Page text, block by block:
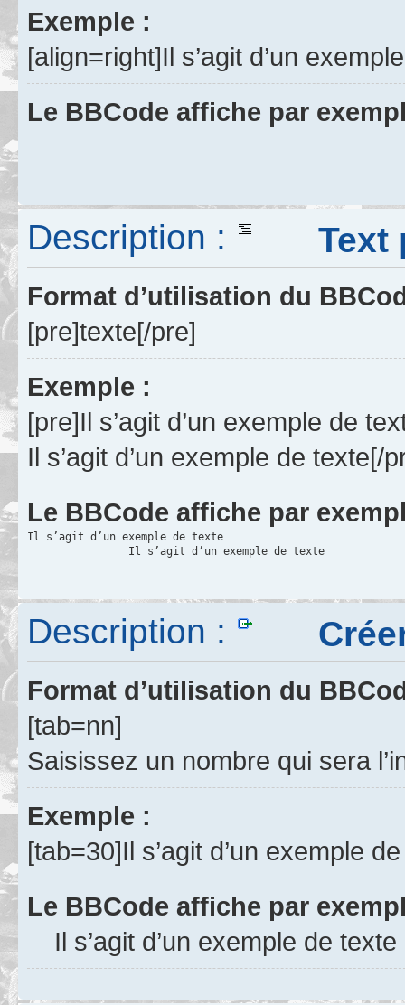
Exemple :
[align=right]Il s’agit d’un
Le BBCode affiche par
Description : Text
Format d’utilisation du
[pre]texte[/pre]
Exemple :
[pre]Il s’agit d’un exemple de
Il s’agit d’un exemple de texte[/
Le BBCode affiche par
Il s’agit d’un exemple de texte
		Il s’agit d’un exemple de texte
Description : Créer
Format d’utilisation du
[tab=nn]
Saisissez un nombre qui sera
Exemple :
[tab=30]Il s’agit d’un exemple
Le BBCode affiche par
Il s’agit d’un exemple de texte